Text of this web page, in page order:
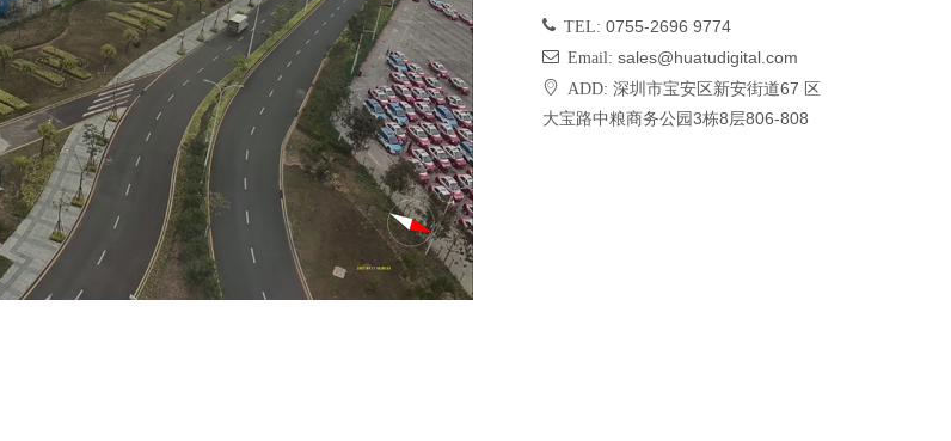
TEL: 0755-2696 9774
Email: sales@huatudigital.com
ADD: 深圳市宝安区新安街道67 区
大宝路中粮商务公园3栋8层806-808